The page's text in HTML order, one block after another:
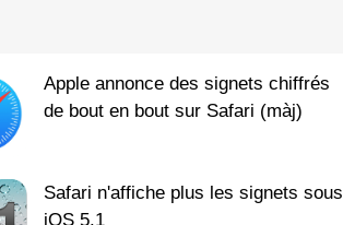
Apple annonce des signets chiffrés
de bout en bout sur Safari (màj)
Safari n'affiche plus les signets sous
iOS 5.1